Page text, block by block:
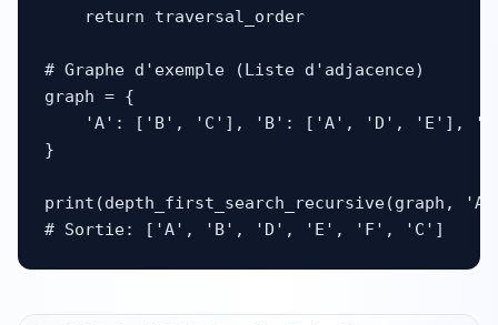
    return traversal_order
# Graphe d'exemple (Liste d'adjacence)
graph = {
'A': ['B', 'C'], 'B': ['A', 'D', 'E'],
}
print(depth_first_search_recursive(graph,
# Sortie: ['A', 'B', 'D', 'E', 'F', 'C']